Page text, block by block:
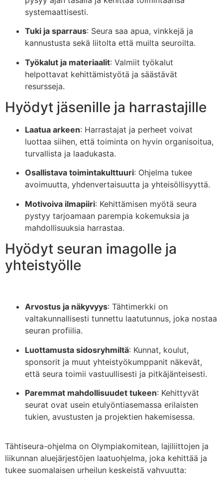
systemaattisesti.
Tuki ja sparraus: Seura saa apua, vinkkejä ja
kannustusta sekä liitolta että muilta seuroilta.
Työkalut ja materiaalit: Valmiit työkalut
helpottavat kehittämistyötä ja säästävät
resursseja.
Hyödyt jäsenille ja harrastajille
Laatua arkeen: Harrastajat ja perheet voivat
luottaa siihen, että toiminta on hyvin organisoitua,
turvallista ja laadukasta.
Osallistava toimintakulttuuri: Ohjelma tukee
avoimuutta, yhdenvertaisuutta ja yhteisöllisyyttä.
Motivoiva ilmapiiri: Kehittämisen myötä seura
pystyy tarjoamaan parempia kokemuksia ja
mahdollisuuksia harrastaa.
Hyödyt seuran imagolle ja
yhteistyölle
Arvostus ja näkyvyys: Tähtimerkki on
valtakunnallisesti tunnettu laatutunnus, joka nostaa
seuran profiilia.
Luottamusta sidosryhmiltä: Kunnat, koulut,
sponsorit ja muut yhteistyökumppanit näkevät,
että seura toimii vastuullisesti ja pitkäjänteisesti.
Paremmat mahdollisuudet tukeen: Kehittyvät
seurat ovat usein etulyöntiasemassa erilaisten
tukien, avustusten ja projektien hakemisessa.
Tähtiseura-ohjelma on Olympiakomitean, lajiliittojen ja
liikunnan aluejärjestöjen laatuohjelma, joka kehittää ja
tukee suomalaisen urheilun keskeistä vahvuutta: